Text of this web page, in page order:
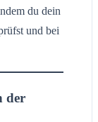
du dein
und bei
der